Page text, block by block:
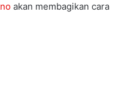
akan membagikan cara